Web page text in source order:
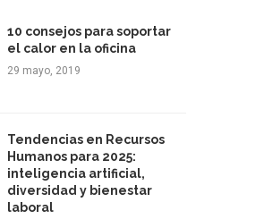
10 consejos para soportar
el calor en la oficina
29 mayo, 2019
Tendencias en Recursos
Humanos para 2025:
inteligencia artificial,
diversidad y bienestar
laboral